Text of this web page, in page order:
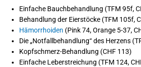
Einfache Bauchbehandlung (TFM 95f,
Behandlung der Eierstöcke (TFM 105f,
Hämorrhoiden (Pink 74, Orange 5-37,
Die „Notfallbehandlung“ des Herzens
Kopfschmerz-Behandlung (CHF 113)
Einfache Leberstreichung (TFM 124,